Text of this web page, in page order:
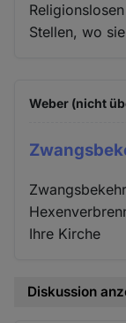
Stellen, wo
Weber (nicht
Ihre Kirche
Diskussion